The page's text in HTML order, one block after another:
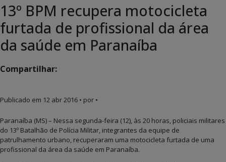
13º BPM recupera motocicleta
furtada de profissional da área
da saúde em Paranaíba
Compartilhar:
Publicado em 12 abr 2016 • por •
Paranaíba (MS) – Nessa segunda-feira (12), às 20 horas, policiais militares
do 13º Batalhão de Polícia Militar, integrantes da equipe de
patrulhamento urbano, recuperaram uma motocicleta furtada de uma
profissional da área da saúde em Paranaíba.